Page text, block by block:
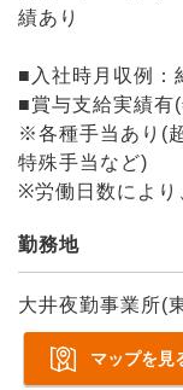
績あり
■入社時月収例
■賞与支給実績有
※各種手当あり(
特殊手当など)
※労働日数により
勤務地
大井夜勤事業所(
マップを見